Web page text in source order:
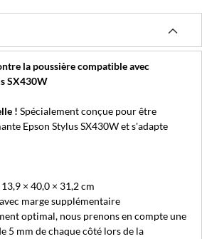
la poussière compatible avec
SX430W
! Spécialement conçue pour être
Epson Stylus SX430W et s'adapte
× 40,0 × 31,2 cm
marge supplémentaire
optimal, nous prenons en compte une
5 mm de chaque côté lors de la